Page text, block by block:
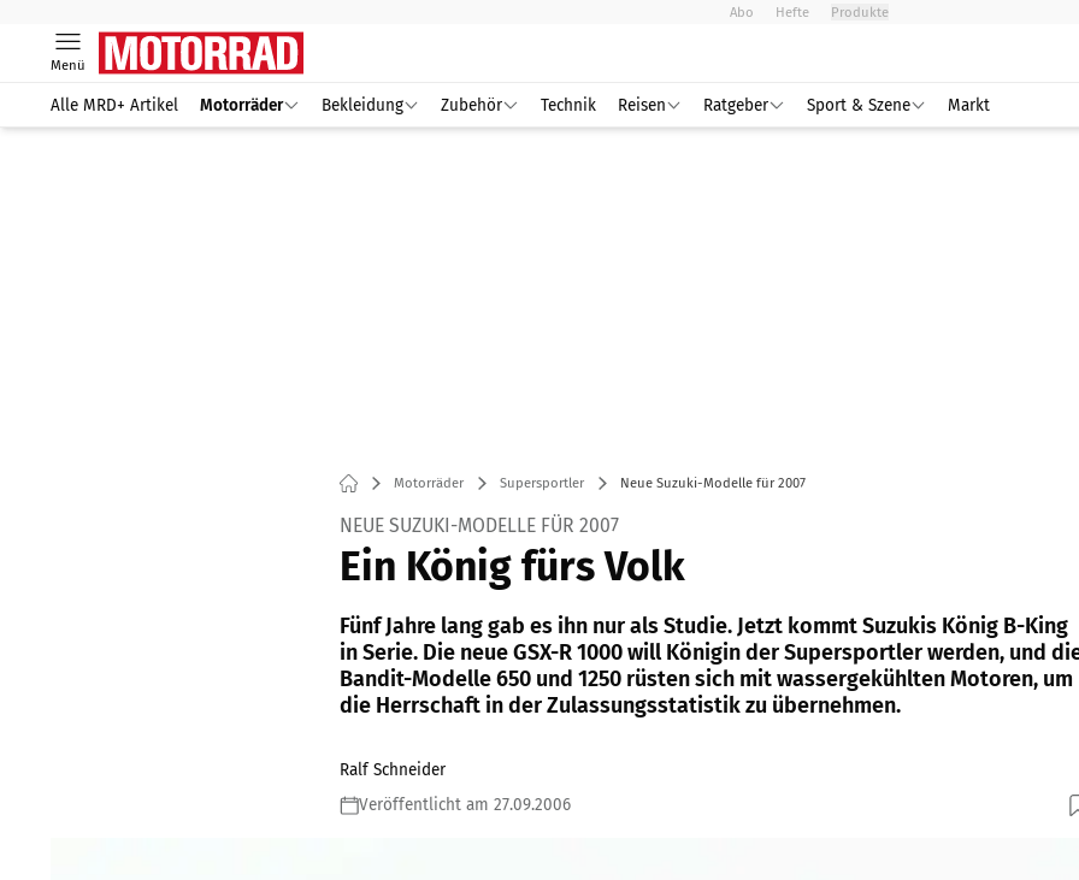
Abo Hefte Produkte
Menü
Alle MRD+ Artikel Motorräder Bekleidung Zubehör Technik Reisen Ratgeber Sport & Szene Markt
Motorräder Supersportler Neue Suzuki-Modelle für 2007
NEUE SUZUKI-MODELLE FÜR 2007
Ein König fürs Volk
Fünf Jahre lang gab es ihn nur als Studie. Jetzt kommt Suzukis König B-King
in Serie. Die neue GSX-R 1000 will Königin der Supersportler werden, und
Bandit-Modelle 650 und 1250 rüsten sich mit wassergekühlten Motoren, um
die Herrschaft in der Zulassungsstatistik zu übernehmen.
Ralf Schneider
Veröffentlicht am 27.09.2006